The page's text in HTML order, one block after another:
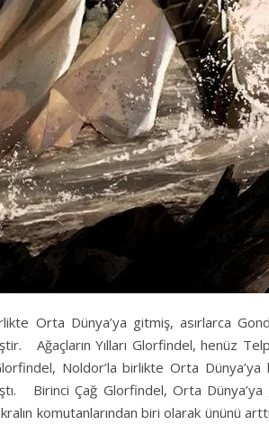
Orta Dünya’ya gitmiş, asırlarca
Ağaçların Yılları Glorfindel, henüz
Noldor’la birlikte Orta Dünya’ya
Birinci Çağ Glorfindel, Orta
komutanlarından biri olarak ününü